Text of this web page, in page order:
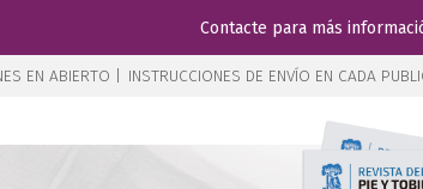
Contacte para más
EN ABIERTO | INSTRUCCIONES DE ENVÍO EN CADA